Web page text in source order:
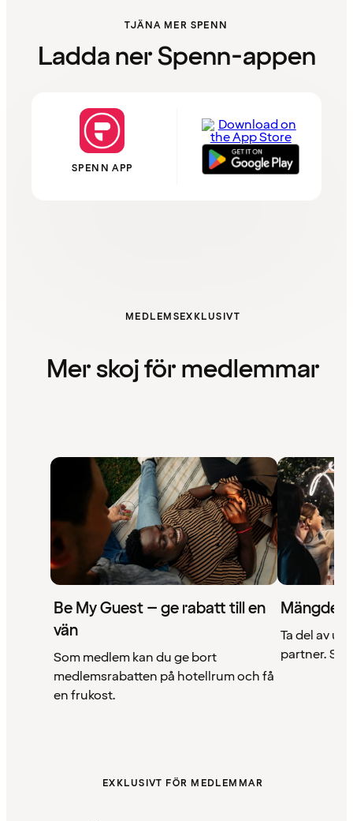
TJÄNA MER SPENN
Ladda ner Spenn-appen
SPENN APP
MEDLEMSEXKLUSIVT
Mer skoj för medlemmar
Be My Guest – ge rabatt till en
vän
Som medlem kan du ge bort
medlemsrabatten på hotellrum och få
en frukost.
Mängder
Ta del av
partner. Se
EXKLUSIVT FÖR MEDLEMMAR